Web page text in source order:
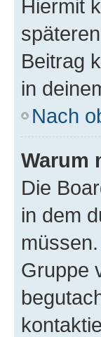
Hiermit
Beitrag
in
Nach
Warum
Die
in dem
Gruppe